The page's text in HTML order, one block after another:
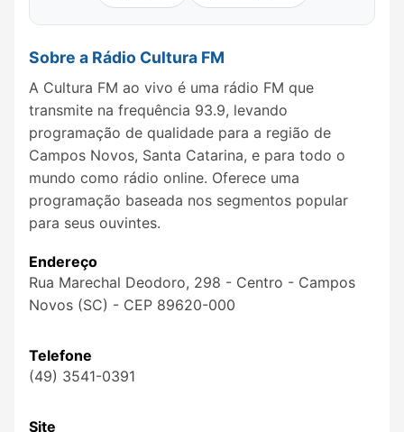
Sobre a Rádio Cultura FM
A Cultura FM ao vivo é uma rádio FM que
transmite na frequência 93.9, levando
programação de qualidade para a região de
Campos Novos, Santa Catarina, e para todo o
mundo como rádio online. Oferece uma
programação baseada nos segmentos popular
para seus ouvintes.
Endereço
Rua Marechal Deodoro, 298 - Centro - Campos
Novos (SC) - CEP 89620-000
Telefone
(49) 3541-0391
Site